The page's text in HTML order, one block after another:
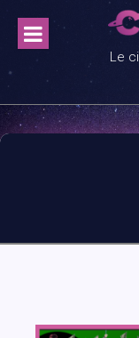
content
Le